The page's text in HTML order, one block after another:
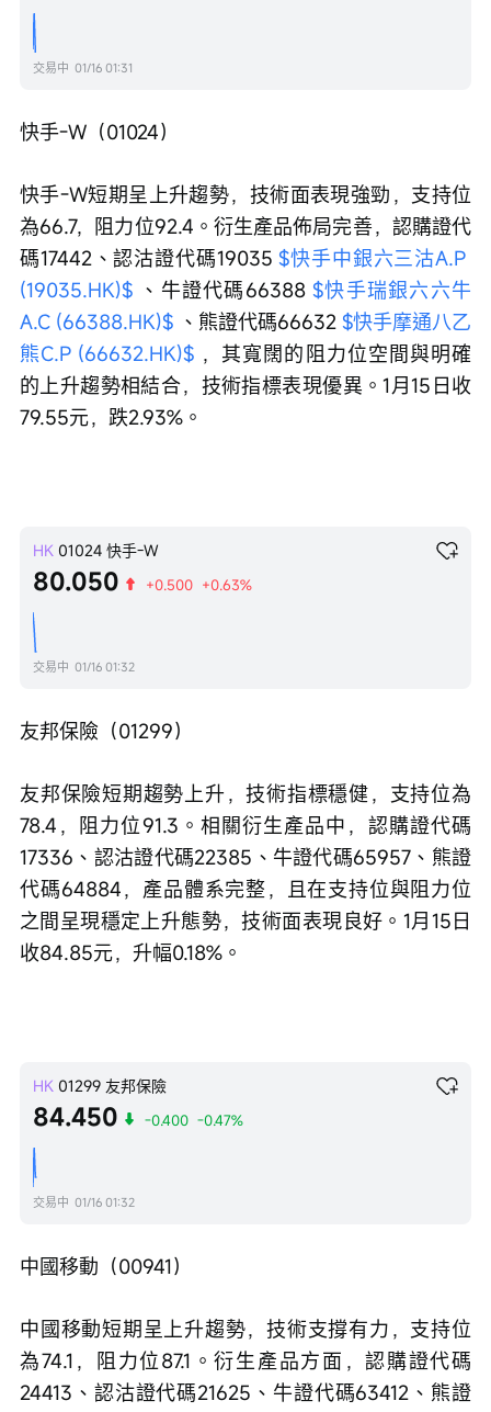
交易中 01/16 01:31
快手-W（01024）
快手-W短期呈上升趨勢，技術面表現強勁，支持位
為66.7，阻力位92.4。衍生產品佈局完善，認購證代
碼17442、認沽證代碼19035 $快手中銀六三沽A.P
(19035.HK)$ 、牛證代碼66388 $快手瑞銀六六牛
A.C (66388.HK)$ 、熊證代碼66632 $快手摩通八乙
熊C.P (66632.HK)$ ，其寬闊的阻力位空間與明確
的上升趨勢相結合，技術指標表現優異。1月15日收
79.55元，跌2.93%。
HK 01024 快手-W
80.050 +0.500 +0.63%
交易中 01/16 01:32
友邦保險（01299）
友邦保險短期趨勢上升，技術指標穩健，支持位為
78.4，阻力位91.3。相關衍生產品中，認購證代碼
17336、認沽證代碼22385、牛證代碼65957、熊證
代碼64884，產品體系完整，且在支持位與阻力位
之間呈現穩定上升態勢，技術面表現良好。1月15日
收84.85元，升幅0.18%。
HK 01299 友邦保險
84.450 -0.400 -0.47%
交易中 01/16 01:32
中國移動（00941）
中國移動短期呈上升趨勢，技術支撐有力，支持位
為74.1，阻力位87.1。衍生產品方面，認購證代碼
24413、認沽證代碼21625、牛證代碼63412、熊證